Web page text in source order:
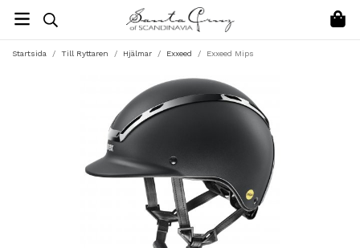
Startsida / Till Ryttaren / Hjälmar / Exxeed / Exxeed Mips